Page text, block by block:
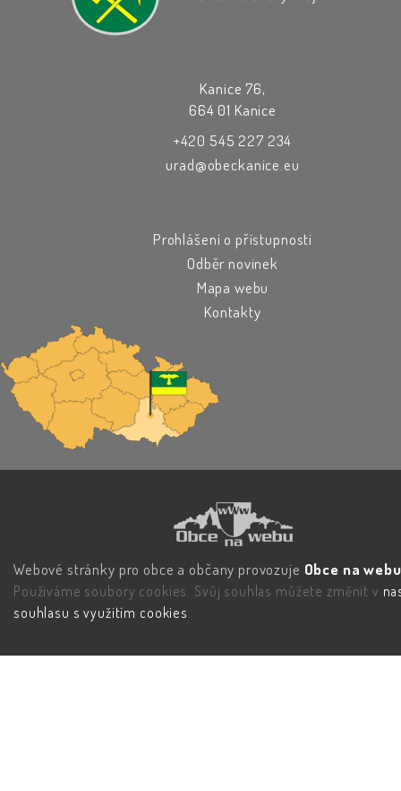
Kanice 76,
664 01 Kanice
+420 545 227 234
urad@obeckanice.eu
Prohlášení o přístupnosti
Odběr novinek
Mapa webu
Kontakty
Webové stránky pro obce a občany provozuje Obce na
Používáme soubory cookies. Svůj souhlas můžete změnit v
souhlasu s využitím cookies